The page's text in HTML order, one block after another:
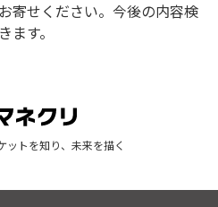
寄せください。今後の内容検
す。
ットを知り、未来を描く